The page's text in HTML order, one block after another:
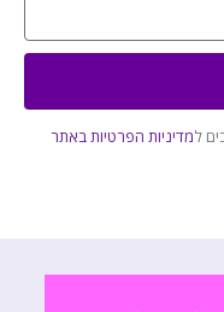
למדיניות הפרטיות באתר